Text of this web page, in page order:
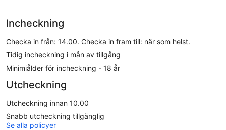
Incheckning
Checka in från: 14.00. Checka in fram till: när som helst.
Tidig incheckning i mån av tillgång
Minimiålder för incheckning - 18 år
Utcheckning
Utcheckning innan 10.00
Snabb utcheckning tillgänglig
Se alla policyer